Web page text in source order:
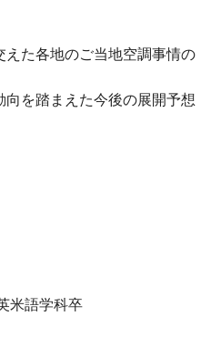
た各地のご当地空調事情の
を踏まえた今後の展開予想
米語学科卒